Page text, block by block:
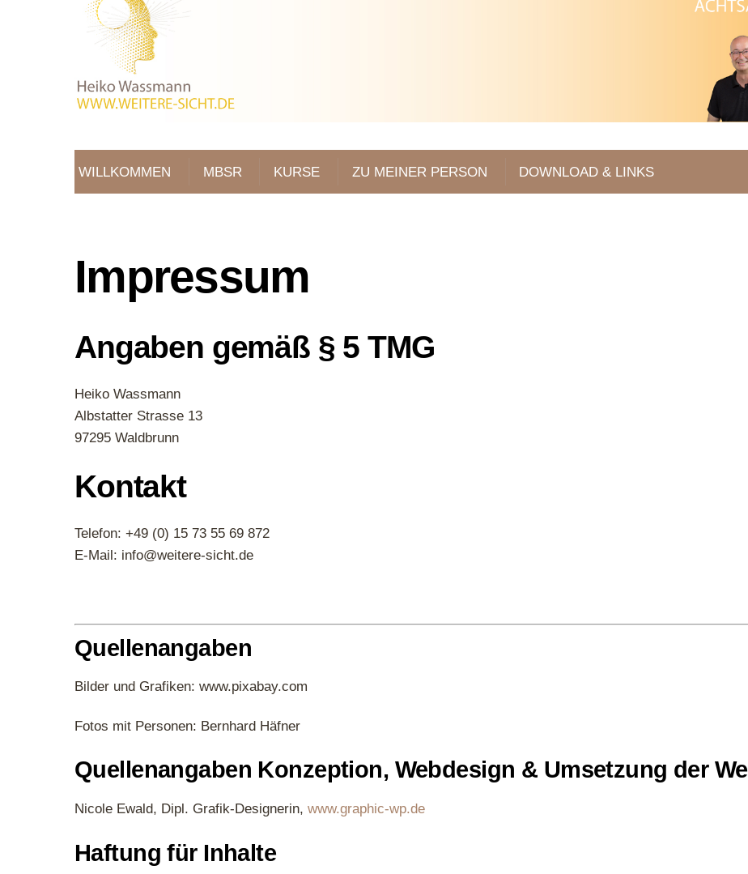
WILLKOMMEN MBSR KURSE ZU MEINER PERSON DOWNLOAD & LINKS
Impressum
Angaben gemäß § 5 TMG
Heiko Wassmann
Albstatter Strasse 13
97295 Waldbrunn
Kontakt
Telefon: +49 (0) 15 73 55 69 872
E-Mail: info@weitere-sicht.de
Quellenangaben
Bilder und Grafiken: www.pixabay.com
Fotos mit Personen: Bernhard Häfner
Quellenangaben Konzeption, Webdesign & Umsetzung der
Nicole Ewald, Dipl. Grafik-Designerin, www.graphic-wp.de
Haftung für Inhalte